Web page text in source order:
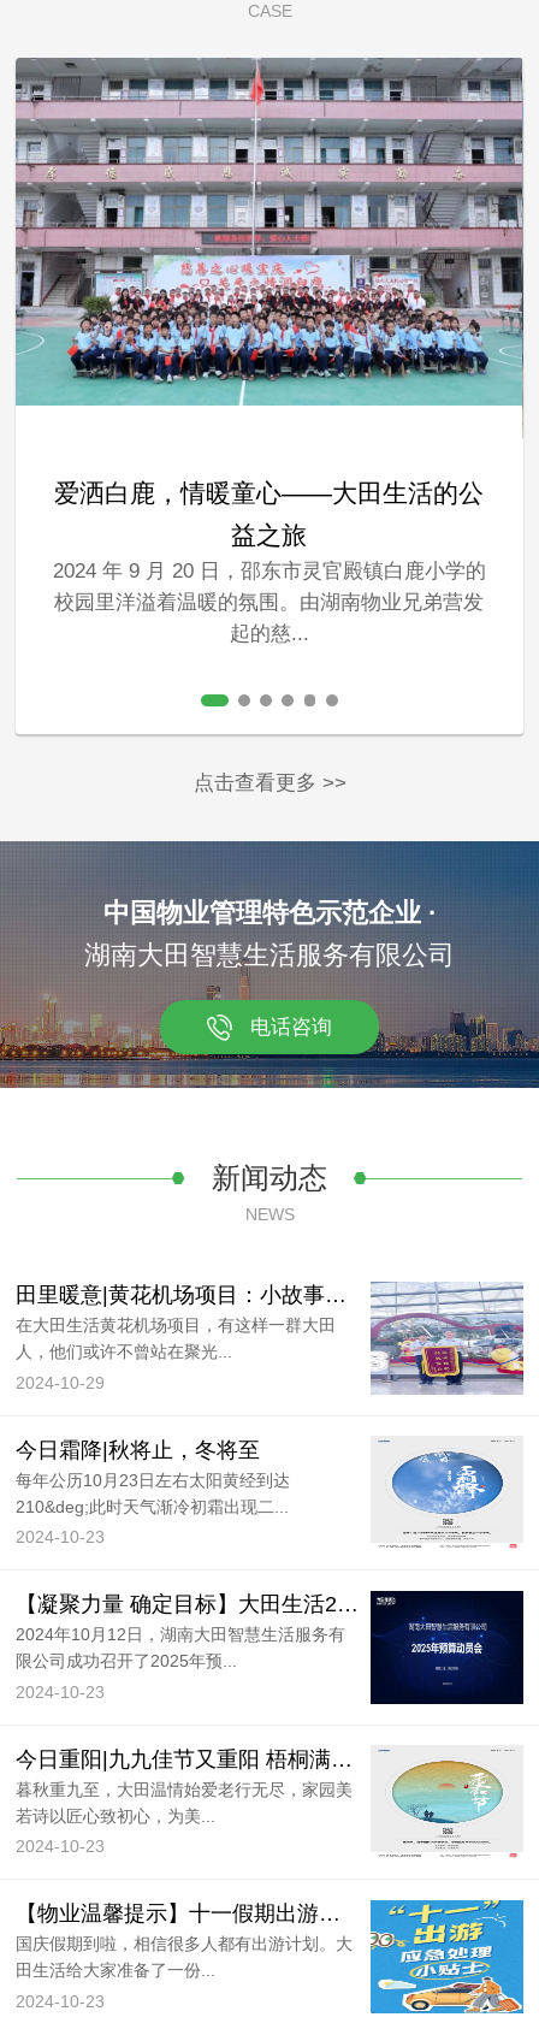
CASE
爱洒白鹿，情暖童心——大田生活的公
益之旅
2024 年 9 月 20 日，邵东市灵官殿镇白鹿小学的
校园里洋溢着温暖的氛围。由湖南物业兄弟营发
起的慈...
点击查看更多 >>
中国物业管理特色示范企业 ·
湖南大田智慧生活服务有限公司
电话咨询
新闻动态
NEWS
田里暖意|黄花机场项目：小故事大感动，机场里的温情时刻
在大田生活黄花机场项目，有这样一群大田
人，他们或许不曾站在聚光...
2024-10-29
今日霜降|秋将止，冬将至
每年公历10月23日左右太阳黄经到达
210&deg;此时天气渐冷初霜出现二...
2024-10-23
【凝聚力量 确定目标】大田生活2025年预算动员培训会圆满召开！
2024年10月12日，湖南大田智慧生活服务有
限公司成功召开了2025年预...
2024-10-23
今日重阳|九九佳节又重阳 梧桐满枝菊酒香
暮秋重九至，大田温情始爱老行无尽，家园美
若诗以匠心致初心，为美...
2024-10-23
【物业温馨提示】十一假期出游，这些应急安全小贴士快收藏！
国庆假期到啦，相信很多人都有出游计划。大
田生活给大家准备了一份...
2024-10-23